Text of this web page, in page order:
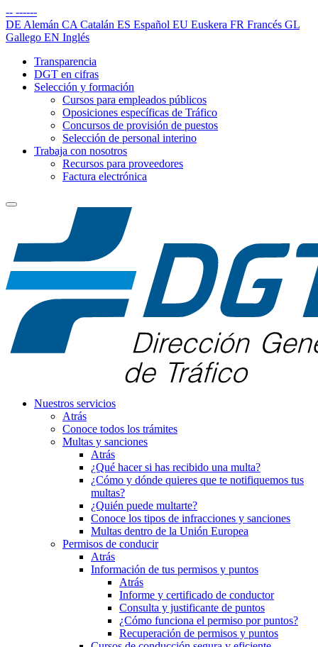
-- ------
DE Alemán CA Catalán ES Español EU Euskera FR Francés GL
Gallego EN Inglés
Transparencia
DGT en cifras
Selección y formación
Cursos para empleados públicos
Oposiciones específicas de Tráfico
Concursos de provisión de puestos
Selección de personal interino
Trabaja con nosotros
Recursos para proveedores
Factura electrónica
Nuestros servicios
Atrás
Conoce todos los trámites
Multas y sanciones
Atrás
¿Qué hacer si has recibido una multa?
¿Cómo y dónde quieres que te notifiquemos tus
multas?
¿Quién puede multarte?
Conoce los tipos de infracciones y sanciones
Multas dentro de la Unión Europea
Permisos de conducir
Atrás
Información de tus permisos y puntos
Atrás
Informe y certificado de conductor
Consulta y justificante de puntos
¿Cómo funciona el permiso por puntos?
Recuperación de permisos y puntos